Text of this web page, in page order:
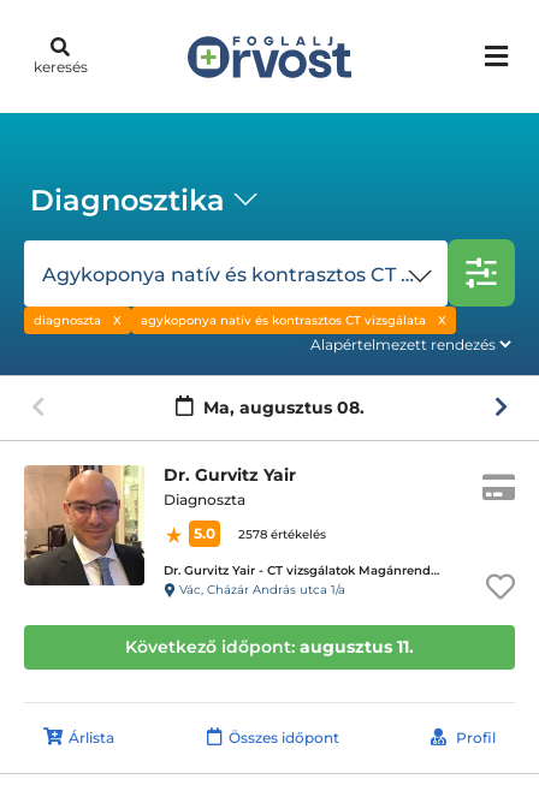
keresés
Diagnosztika
Agykoponya natív és kontrasztos CT vizsgálata
diagnoszta agykoponya natív és kontrasztos CT vizsgálata
Ma, augusztus 08.
Dr. Gurvitz Yair
Diagnoszta
5.0
2578 értékelés
Dr. Gurvitz Yair - CT vizsgálatok Magánrendelése
Vác, Cházár András utca 1/a
Következő időpont: augusztus 11.
Árlista Összes időpont Profil